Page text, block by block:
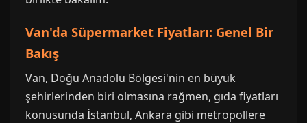
Van'da Süpermarket Fiyatları: Genel Bir
Bakış
Van, Doğu Anadolu Bölgesi'nin en büyük
şehirlerinden biri olmasına rağmen, gıda fiyatları
konusunda İstanbul, Ankara gibi metropollere